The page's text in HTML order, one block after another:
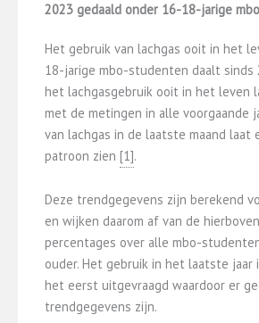
2023 gedaald onder 16-18-jarige
Het gebruik van lachgas ooit in het
18-jarige mbo-studenten daalt sinds
het lachgasgebruik ooit in het leven
met de metingen in alle voorgaande
van lachgas in de laatste maand laat
patroon zien ​[1]​.
Deze trendgegevens zijn berekend
en wijken daarom af van de
percentages over alle mbo-
ouder. Het gebruik in het laatste jaar
het eerst uitgevraagd waardoor er
trendgegevens zijn.